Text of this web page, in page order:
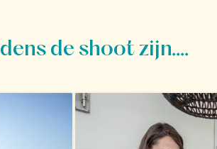
de shoot zijn....